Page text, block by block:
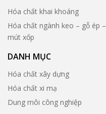
Hóa chất khai khoáng
Hóa chất ngành keo – gỗ ép –
mút xốp
DANH MỤC
Hóa chất xây dựng
Hóa chất xi mạ
Dung môi công nghiệp